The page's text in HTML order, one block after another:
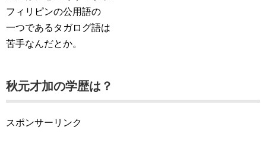
フィリピンの公用語の
一つであるタガログ語は
苦手なんだとか。
秋元才加の学歴は？
スポンサーリンク